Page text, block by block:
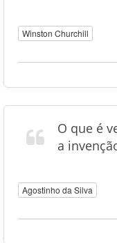
Winston Churchill
O que é
a
Agostinho da Silva